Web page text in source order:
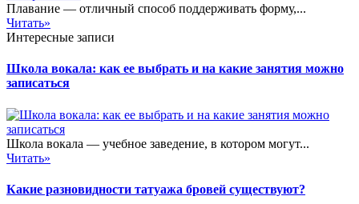
Плавание — отличный способ поддерживать форму,...
Читать»
Интересные записи
Школа вокала: как ее выбрать и на какие занятия можно
записаться
Школа вокала — учебное заведение, в котором могут...
Читать»
Какие разновидности татуажа бровей существуют?